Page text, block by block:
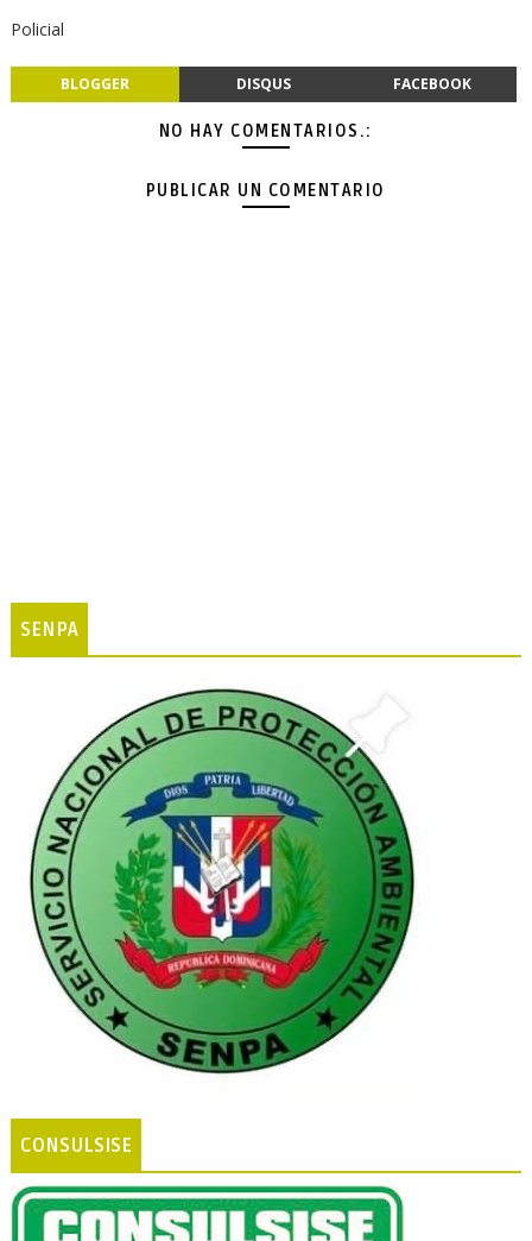
Policial
BLOGGER DISQUS FACEBOOK
NO HAY COMENTARIOS.:
PUBLICAR UN COMENTARIO
SENPA
CONSULSISE